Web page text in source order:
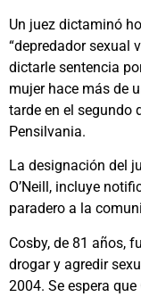
Un juez dictaminó
“depredador sexual
dictarle sentencia
mujer hace más de
tarde en el segundo
Pensilvania.
La designación del
O’Neill, incluye
paradero a la
Cosby, de 81 años,
drogar y agredir
2004. Se espera que